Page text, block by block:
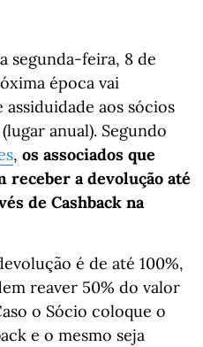
segunda-feira, 8 de
época vai
aos sócios
anual). Segundo
, os associados que
receber a devolução até
de Cashback na
é de até 100%,
reaver 50% do valor
o Sócio coloque o
e o mesmo seja